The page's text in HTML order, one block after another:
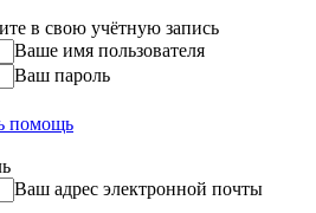
в свою учётную запись
Ваше имя пользователя
Ваш пароль
помощь
Ваш адрес электронной почты